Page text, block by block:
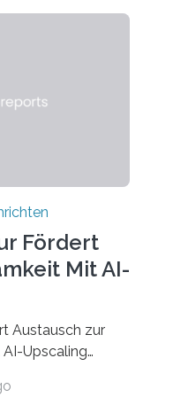
Fördert
Mit AI-
Austausch zur
Upscaling